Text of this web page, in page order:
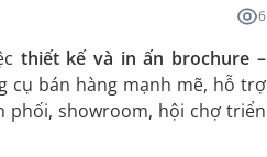
6
thiết kế và in ấn brochure –
cụ bán hàng mạnh mẽ, hỗ trợ
phối, showroom, hội chợ triển